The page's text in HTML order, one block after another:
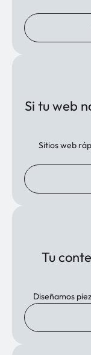
Si tu web
Sitios web
Tu
Diseñamos